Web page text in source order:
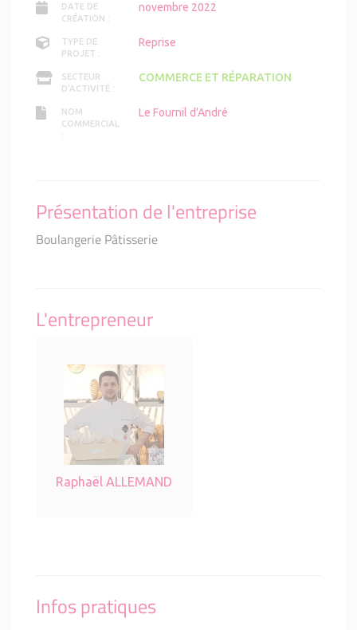
DATE DE
CRÉATION :
novembre 2022
TYPE DE
PROJET :
Reprise
SECTEUR
D'ACTIVITÉ :
COMMERCE ET RÉPARATION
NOM
COMMERCIAL
:
Le Fournil d'André
Présentation de l'entreprise
Boulangerie Pâtisserie
L'entrepreneur
Raphaël ALLEMAND
Infos pratiques